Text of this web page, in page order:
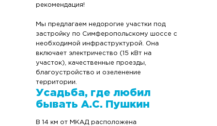
Усадьба, где любил
бывать А.С. Пушкин
В 14 км от МКАД расположена
рекомендация!
Мы предлагаем недорогие участки под
застройку по Симферопольскому шоссе с
необходимой инфраструктурой. Она
включает электричество (15 кВт на
участок), качественные проезды,
благоустройство и озеленение
территории.